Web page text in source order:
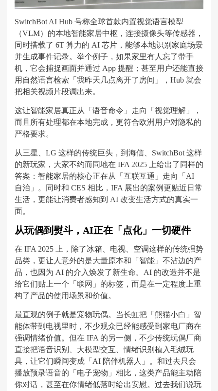
SwitchBot AI Hub 号称全球首款内置视觉语言模型
（VLM）的本地智能家居中枢，连接摄像头等传感器，
同时搭载了 6T 算力的 AI 芯片，能够本地识别家庭场景
并生成事件记录。举个例子，如果家里有人忘了带手
机，它会捕捉画面并通过 App 提醒；甚至用户还能直接
用自然语言检索「我昨天几点离开了房间」，Hub 就会
把相关视频片段调出来。
这让智能家居真正从「语音命令」走向「视觉理解」，
而且所有处理都在本地完成，更符合欧洲用户对隐私的
严格要求。
从三星、LG 这样的传统巨头，到海信、SwitchBot 这样
的新玩家，大家不约而同地在 IFA 2025 上给出了同样的
答案：智能家居的核心正在从「互联互通」走向「AI
自治」。同时和 CES 相比，IFA 展出的案例更贴近日常
生活，更能让消费者感知到 AI 改变生活方式的真实一
面。
从玩偶到熨斗，AI正在「点化」一切硬件
在 IFA 2025 上，除了冰箱、电视、空调这样的传统强势
品类，更让人意外的是大量原本和「智能」不沾边的产
品，也因为 AI 的介入焕发了新生命。AI 的改造并不是
给它们贴上一个「联网」的标签，而是在一定程度上重
构了产品的使用场景和价值。
最直观的例子就是宠物玩偶。当长虹把「熊猫小白」智
能体带到电视里时，不少观众已经能感受到家电厂商在
强调情绪价值。但在 IFA 的另一侧，不少传统玩偶厂商
直接把语音识别、大模型交互、情绪识别植入毛绒玩
具，让它们瞬间变成「AI 陪伴机器人」。和过去只会
播放预录语音的「电子宠物」相比，这类产品能主动陪
你对话，甚至在你情绪低落时给出安慰。过去我们说玩